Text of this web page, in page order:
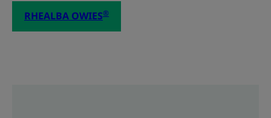
RHEALBA OWIES®